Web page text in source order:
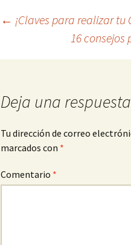
← ¡Claves para realizar
16 consejos
Deja una respuesta
Tu dirección de correo
marcados con *
Comentario *